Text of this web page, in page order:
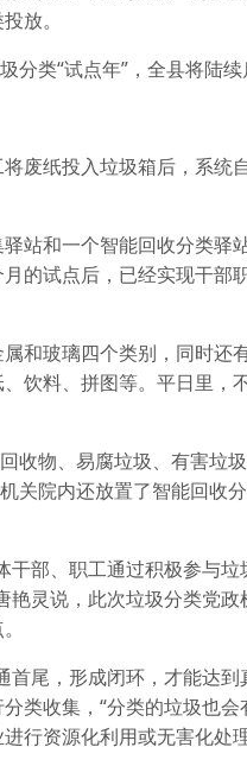
放。
类“试点年”，全县将陆
纸投入垃圾箱后，系统
和一个智能回收分类驿
的试点后，已经实现干部
玻璃四个类别，同时还
饮料、拼图等。平日里，
物、易腐垃圾、有害垃
关院内还放置了智能回收
部、职工通过积极参与垃
灵说，此次垃圾分类党
尾，形成闭环，才能达到
类收集，“分类的垃圾也
行资源化利用或无害化处